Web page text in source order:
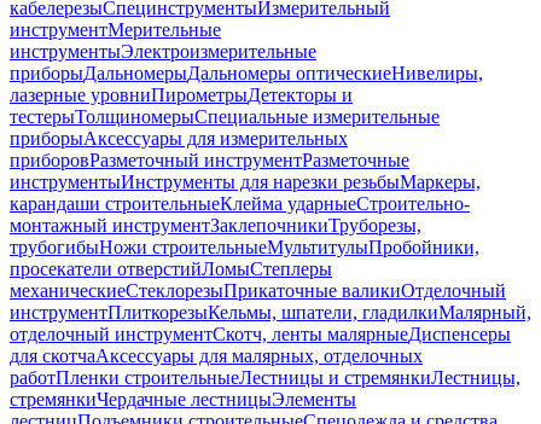
кабелерезыСпецинструментыИзмерительный
инструментМерительные
инструментыЭлектроизмерительные
приборыДальномерыДальномеры оптическиеНивелиры,
лазерные уровниПирометрыДетекторы и
тестерыТолщиномерыСпециальные измерительные
приборыАксессуары для измерительных
приборовРазметочный инструментРазметочные
инструментыИнструменты для нарезки резьбыМаркеры,
карандаши строительныеКлейма ударныеСтроительно-
монтажный инструментЗаклепочникиТруборезы,
трубогибыНожи строительныеМультитулыПробойники,
просекатели отверстийЛомыСтеплеры
механическиеСтеклорезыПрикаточные валикиОтделочный
инструментПлиткорезыКельмы, шпатели, гладилкиМалярный,
отделочный инструментСкотч, ленты малярныеДиспенсеры
для скотчаАксессуары для малярных, отделочных
работПленки строительныеЛестницы и стремянкиЛестницы,
стремянкиЧердачные лестницыЭлементы